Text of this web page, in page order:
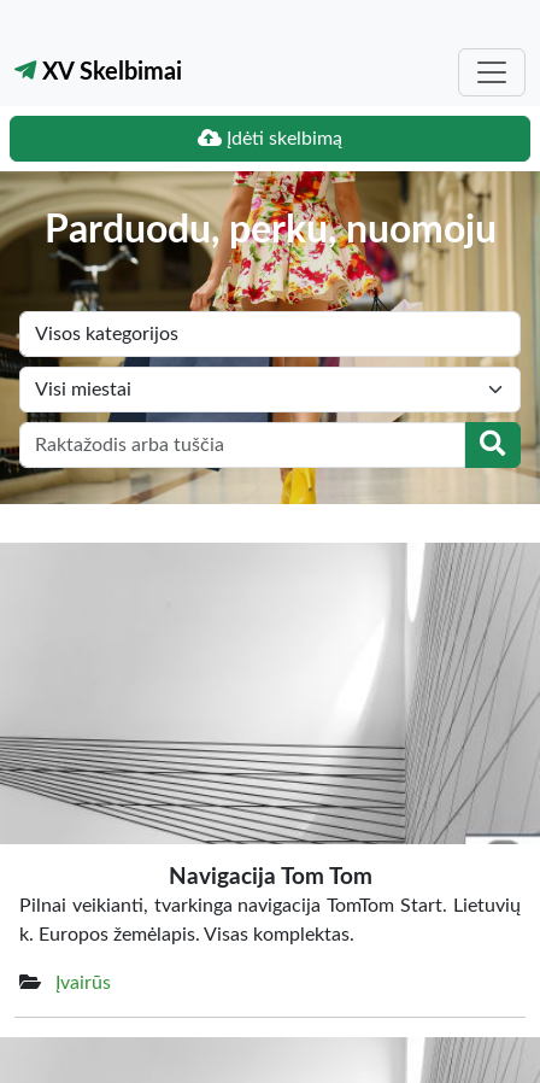
XV Skelbimai
Įdėti skelbimą
Parduodu, perku, nuomoju
Navigacija Tom Tom
Pilnai veikianti, tvarkinga navigacija TomTom Start. Lietuvių
k. Europos žemėlapis. Visas komplektas.
Įvairūs